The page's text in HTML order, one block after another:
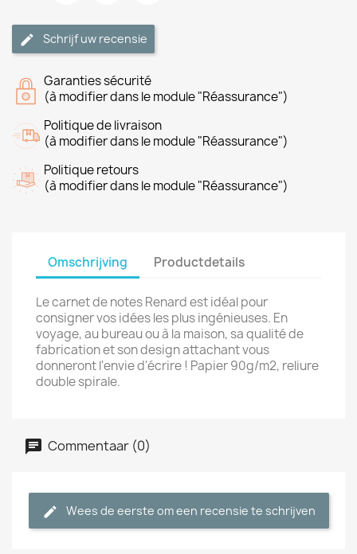
Schrijf uw recensie
Garanties sécurité
(à modifier dans le module "Réassurance")
Politique de livraison
(à modifier dans le module "Réassurance")
Politique retours
(à modifier dans le module "Réassurance")
Omschrijving Productdetails
Le carnet de notes Renard est idéal pour
consigner vos idées les plus ingénieuses. En
voyage, au bureau ou à la maison, sa qualité de
fabrication et son design attachant vous
donneront l'envie d'écrire ! Papier 90g/m2, reliure
double spirale.
Commentaar (0)
Wees de eerste om een recensie te schrijven